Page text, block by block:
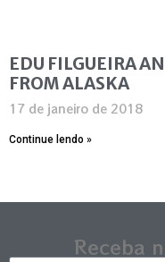
EDU FILGUEIRA
FROM ALASKA
17 de janeiro de 2018
Continue lendo »
Receba